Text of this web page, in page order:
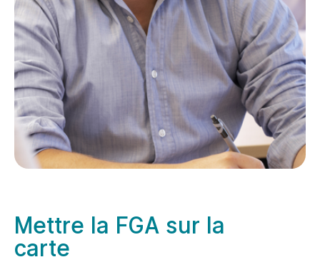
Mettre la FGA sur la
carte